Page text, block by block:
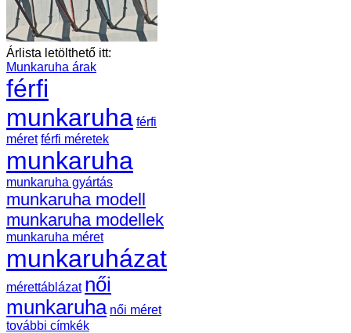
Árlista letölthető itt:
Munkaruha árak
férfi
munkaruha férfi
méret férfi méretek
munkaruha
munkaruha gyártás
munkaruha modell
munkaruha modellek
munkaruha méret
munkaruházat
mérettáblázat női
munkaruha női méret
további címkék